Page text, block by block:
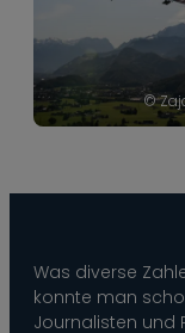
©
Was diverse
konnte man
Journalisten und